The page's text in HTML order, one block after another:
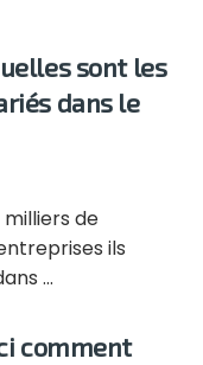
sont les
dans le
de
ils
...
comment